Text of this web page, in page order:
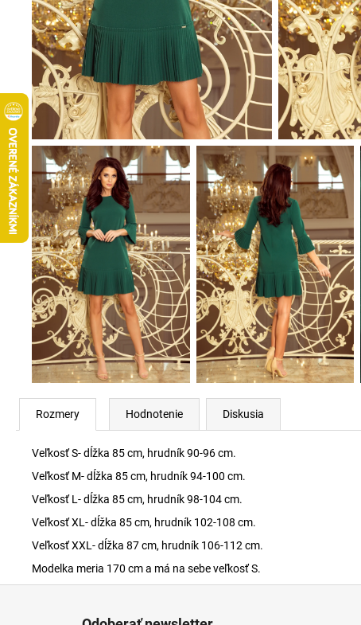
Rozmery Hodnotenie Diskusia
Veľkosť S- dĺžka 85 cm, hrudník 90-96 cm.
Veľkosť M- dĺžka 85 cm, hrudník 94-100 cm.
Veľkosť L- dĺžka 85 cm, hrudník 98-104 cm.
Veľkosť XL- dĺžka 85 cm, hrudník 102-108 cm.
Veľkosť XXL- dĺžka 87 cm, hrudník 106-112 cm.
Modelka meria 170 cm a má na sebe veľkosť S.